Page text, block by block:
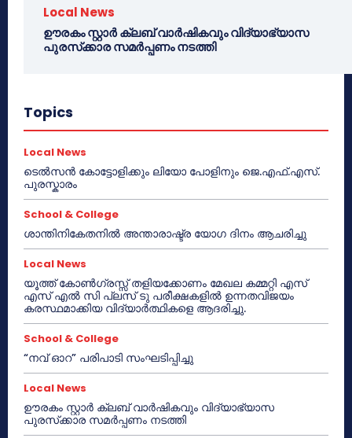
Local News
ഊരകം സ്റ്റാർ ക്ലബ് വാർഷികവും വിദ്യാഭ്യാസ
പുരസ്‌ക്കാര സമർപ്പണം നടത്തി
Topics
Local News
ടെൽസൻ കോട്ടോളിക്കും ലിയോ പോളിനും ജെ.എഫ്.എസ്.
പുരസ്കാരം
School & College
ശാന്തിനികേതനിൽ അന്താരാഷ്ട്ര യോഗ ദിനം ആചരിച്ചു
Local News
യൂത്ത് കോൺഗ്രസ്സ് തളിയക്കോണം മേഖല കമ്മറ്റി എസ്
എസ് എൽ സി പ്ലസ് ടു പരീക്ഷകളിൽ ഉന്നതവിജയം
കരസ്ഥമാക്കിയ വിദ്യാർത്ഥികളെ ആദരിച്ചു.
School & College
“നവ് ഓറ” പരിപാടി സംഘടിപ്പിച്ചു
Local News
ഊരകം സ്റ്റാർ ക്ലബ് വാർഷികവും വിദ്യാഭ്യാസ
പുരസ്‌ക്കാര സമർപ്പണം നടത്തി